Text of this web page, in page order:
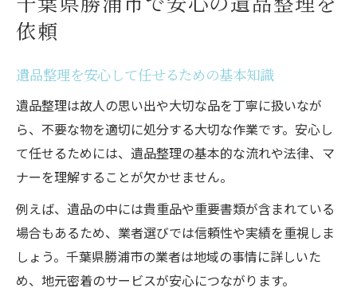
遺品整理業者の選び方と比較ポイント
安心できる遺品整理の業者基準を解説
遺品整理で後悔しない業者選定の方法
遺品整理依頼に適した業者を探すコツ
即日対応可能な業者をどう見極める
遺品整理で即日対応の業者を見分ける方法
遺品整理の急ぎ案件に対応するポイント
即日対応できる遺品整理業者の特徴とは
遺品整理で迅速な対応が必要な理由
依頼
遺品整理を安心して任せるための基本知識
遺品整理は故人の思い出や大切な品を丁寧に扱いなが
ら、不要な物を適切に処分する大切な作業です。安心し
て任せるためには、遺品整理の基本的な流れや法律、マ
ナーを理解することが欠かせません。
例えば、遺品の中には貴重品や重要書類が含まれている
場合もあるため、業者選びでは信頼性や実績を重視しま
しょう。千葉県勝浦市の業者は地域の事情に詳しいた
め、地元密着のサービスが安心につながります。